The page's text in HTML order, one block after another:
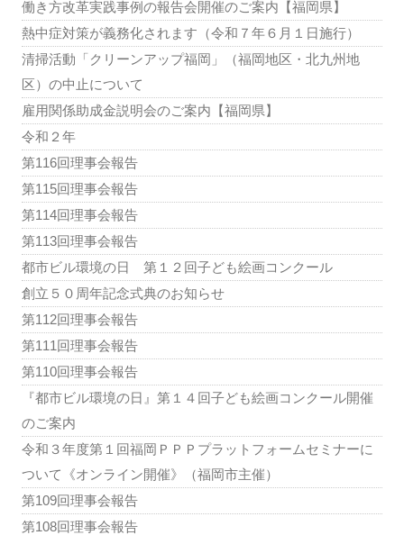
働き方改革実践事例の報告会開催のご案内【福岡県】
熱中症対策が義務化されます（令和７年６月１日施行）
清掃活動「クリーンアップ福岡」（福岡地区・北九州地
区）の中止について
雇用関係助成金説明会のご案内【福岡県】
令和２年
第116回理事会報告
第115回理事会報告
第114回理事会報告
第113回理事会報告
都市ビル環境の日 第１２回子ども絵画コンクール
創立５０周年記念式典のお知らせ
第112回理事会報告
第111回理事会報告
第110回理事会報告
『都市ビル環境の日』第１４回子ども絵画コンクール開催
のご案内
令和３年度第１回福岡ＰＰＰプラットフォームセミナーに
ついて《オンライン開催》（福岡市主催）
第109回理事会報告
第108回理事会報告